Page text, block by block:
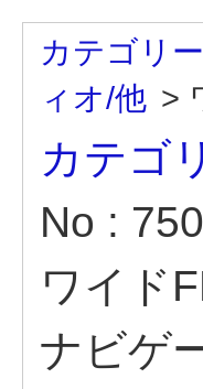
カテゴリ
ィオ/他 >
カテゴ
No :
ワイド
ナビゲ